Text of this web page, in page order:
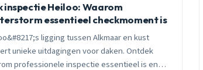
inspectie Heiloo: Waarom
essentieel checkmoment is
ligging tussen Alkmaar en kust
unieke uitdagingen voor daken. Ontdek
professionele inspectie essentieel is en